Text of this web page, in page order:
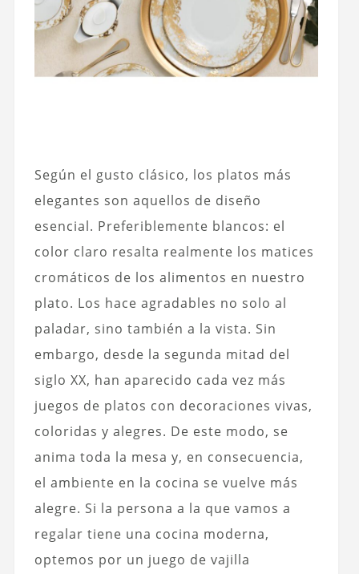
Según el gusto clásico, los platos más
elegantes son aquellos de diseño
esencial. Preferiblemente blancos: el
color claro resalta realmente los matices
cromáticos de los alimentos en nuestro
plato. Los hace agradables no solo al
paladar, sino también a la vista. Sin
embargo, desde la segunda mitad del
siglo XX, han aparecido cada vez más
juegos de platos con decoraciones vivas,
coloridas y alegres. De este modo, se
anima toda la mesa y, en consecuencia,
el ambiente en la cocina se vuelve más
alegre. Si la persona a la que vamos a
regalar tiene una cocina moderna,
optemos por un juego de vajilla